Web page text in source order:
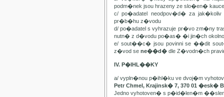
podm�nek jsou hrazeny ze slo�en� kauce
c/ po�adatel neodpov�d� za
pr�b�hu z�vodu
d/ po�adatel s vyhrazuje pr�vo zm�ny
nutn� z d�vodu po�as� �i jin�ch
e/ sout��c� jsou povinni se ��dit
z�vod se ne��d� dle Z�vodn�ch
IV. P�IHL��KY
a/ vypln�nou p�ihl�ku ve dvoj�m
Petr Chmel, Krajinsk� 7, 370 01 �esk�
Jedno vyhotoven� s p�id�len�m